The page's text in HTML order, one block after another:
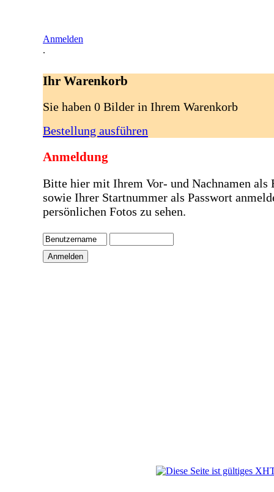
Anmelden
.
Ihr Warenkorb
Sie haben 0 Bilder in Ihrem Warenkorb
Bestellung ausführen
Anmeldung
Bitte hier mit Ihrem Vor- und Nachnamen als
sowie Ihrer Startnummer als Passwort
persönlichen Fotos zu sehen.